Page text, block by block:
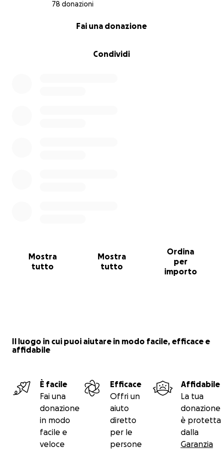
78 donazioni
Condividi
Fai una donazione
Mostra
tutto
Mostra
tutto
Ordina
per
importo
Il luogo in cui puoi aiutare in modo facile, efficace e
affidabile
È facile
Fai una
donazione
in modo
facile e
veloce
Efficace
Offri un
aiuto
diretto
per le
persone
Affidabile
La tua
donazione
è protetta
dalla
Garanzia